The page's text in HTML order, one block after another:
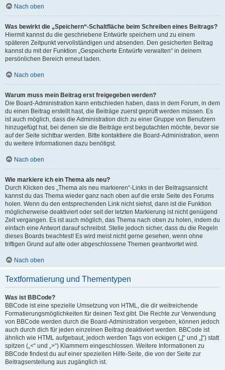
Nach oben
Was bewirkt die „Speichern“-Schaltfläche beim Schreiben eines Beitrags?
Hiermit kannst du die geschriebene Entwürfe speichern und zu einem
späteren Zeitpunkt vervollständigen und absenden. Den gesicherten Beitrag
kannst du mit der Funktion „Gespeicherte Entwürfe verwalten“ in deinem
persönlichen Bereich erneut laden.
Nach oben
Warum muss mein Beitrag erst freigegeben werden?
Die Board-Administration kann entschieden haben, dass in dem Forum, in dem
du einen Beitrag erstellt hast, die Beiträge zuerst geprüft werden müssen. Es
ist auch möglich, dass die Administration dich zu einer Gruppe von Benutzern
hinzugefügt hat, bei denen sie die Beiträge erst begutachten möchte, bevor sie
auf der Seite sichtbar werden. Bitte kontaktiere die Board-Administration, wenn
du weitere Informationen dazu benötigst.
Nach oben
Wie markiere ich ein Thema als neu?
Durch Klicken des „Thema als neu markieren“-Links in der Beitragsansicht
kannst du das Thema wieder ganz nach oben auf die erste Seite des Forums
holen. Wenn du den entsprechenden Link nicht siehst, dann ist die Funktion
möglicherweise deaktiviert oder seit der letzten Markierung ist nicht genügend
Zeit vergangen. Es ist auch möglich, das Thema nach oben zu holen, indem du
einfach eine Antwort darauf schreibst. Stelle jedoch sicher, dass du die Regeln
dieses Boards beachtest! Es wird meist nicht gerne gesehen, wenn ohne
triftigen Grund auf alte oder abgeschlossene Themen geantwortet wird.
Nach oben
Textformatierung und Thementypen
Was ist BBCode?
BBCode ist eine spezielle Umsetzung von HTML, die dir weitreichende
Formatierungsmöglichkeiten für deinen Text gibt. Die Rechte zur Verwendung
von BBCode werden durch die Board-Administration vergeben, können jedoch
auch durch dich für jeden einzelnen Beitrag deaktiviert werden. BBCode ist
ähnlich wie HTML aufgebaut, jedoch werden Tags von eckigen („[“ und „]“) statt
spitzen („<“ und „>“) Klammern eingeschlossen. Weitere Informationen zu
BBCode findest du auf einer speziellen Hilfe-Seite, die von der Seite zur
Beitragserstellung aus zugänglich ist.